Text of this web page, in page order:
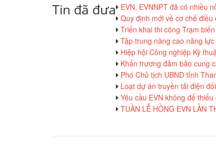
Tin đã đưa EVN, EVNNPT đã có nhiều
Quy định mới về cơ chế
Triển khai thi công Trạm
Tập trung nâng cao năng
Hiệp hội Công nghiệp Kỹ
Khẩn trương đảm bảo cung
Phó Chủ tịch UBND tỉnh
Loạt dự án truyền tải điện
Yêu cầu EVN không để
TUẦN LỄ HỒNG EVN LẦN